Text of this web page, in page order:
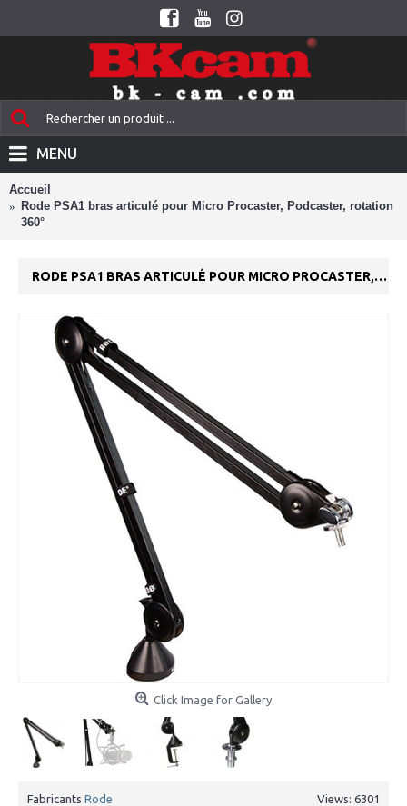
MENU
Accueil
Rode PSA1 bras articulé pour Micro Procaster, Podcaster, rotation
360°
RODE PSA1 BRAS ARTICULÉ POUR MICRO PROCASTER, PODCASTER, ROTATION 360°
Click Image for Gallery
Views: 6301
Fabricants Rode